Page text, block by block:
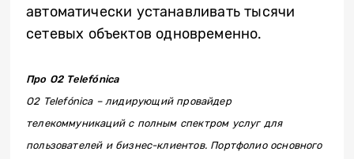
автоматически устанавливать тысячи
сетевых объектов одновременно.
Про O2 Telefónica
O2 Telefónica – лидирующий провайдер
телекоммуникаций с полным спектром услуг для
пользователей и бизнес-клиентов. Портфолио основного